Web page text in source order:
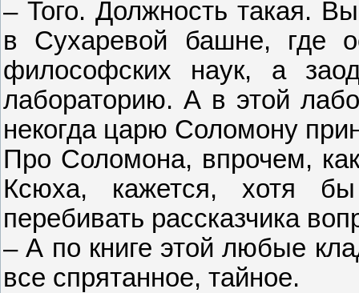
– Того. Должность такая.
в Сухаревой башне, где
философских наук, а
лабораторию. А в этой
некогда царю Соломону
Про Соломона, впрочем,
Ксюха, кажется, хотя
перебивать рассказчика
– А по книге этой любые
все спрятанное, тайное.